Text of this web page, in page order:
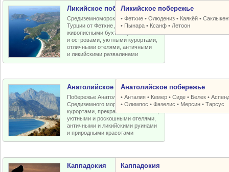
Ликийское побережье
Средиземноморское побережье
Турции от Фетхие до Кемера с
живописными бухтами, пляжами
и островами, уютными курортами,
отличными отелями, античными
и ликийскими развалинами
Ликийское побережье
•Фетхие •Олюдениз • Каякёй •
• Пынара • Ксанф • Летоон
Анатолийское побережье
Побережье Анатолийской бухты
Средиземного моря с отличными
курортами, прекрасными пляжами,
уютными и роскошными отелями,
античными и ликийскими руинами
и природными красотами
Анатолийское побережье
•Анталия • Кемер •Сиде • Белек •
•Олимпос •Фазелис • Мерсин •Тарсус
Каппадокия Каппадокия